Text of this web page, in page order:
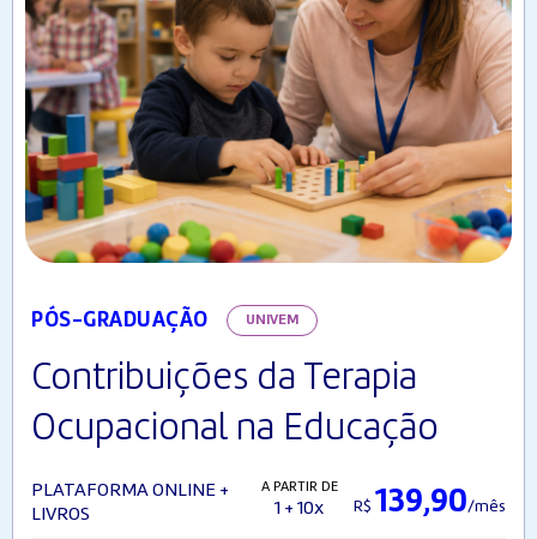
PÓS-GRADUAÇÃO UNIVEM
Contribuições da Terapia
Ocupacional na Educação
PLATAFORMA ONLINE +
LIVROS
A PARTIR DE
1 + 10x R$ 139,90/mês